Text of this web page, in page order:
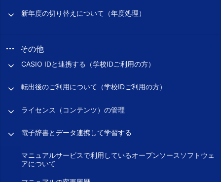
新年度の切り替えについて（年度処理）
その他
CASIO IDと連携する（学校IDご利用の方）
転出後のご利用について（学校IDご利用の方）
ライセンス（コンテンツ）の管理
電子辞書とデータ連携して学習する
マニュアルサービスで利用しているオープンソースソフトウェ
アについて